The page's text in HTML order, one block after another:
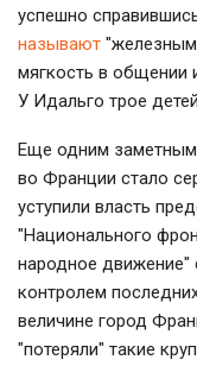
успешно
называют "железным
мягкость в общении
У Идальго трое
Еще одним
во Франции стало
уступили власть
"Национального
народное движение"
контролем
величине город
"потеряли" такие